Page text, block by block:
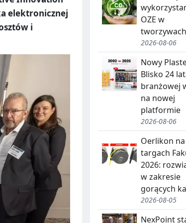
elektronicznej
i
OZE w
tworzywach
2026-08-06
Nowy
Blisko 24
branżowej
na nowej
platformie
2026-08-06
Oerlikon na
targach
2026:
w zakresie
gorących
2026-08-05
NexPoint